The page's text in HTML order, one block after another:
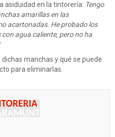
asiduidad en la tintorería: Tengo
amarillas en las
acartonadas. He probado los
agua caliente, pero no ha
manchas y qué se puede
para eliminarlas.